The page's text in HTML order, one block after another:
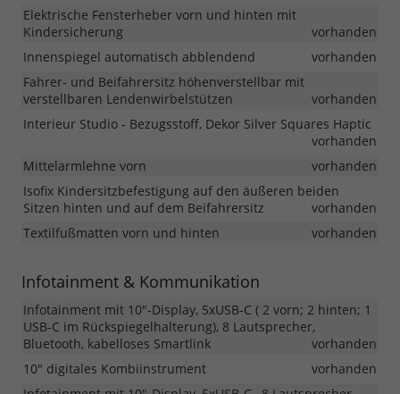
Elektrische Fensterheber vorn und hinten mit
Kindersicherung
vorhanden
Innenspiegel automatisch abblendend
vorhanden
Fahrer- und Beifahrersitz höhenverstellbar mit
verstellbaren Lendenwirbelstützen
vorhanden
Interieur Studio - Bezugsstoff, Dekor Silver Squares Haptic
vorhanden
Mittelarmlehne vorn
vorhanden
Isofix Kindersitzbefestigung auf den äußeren beiden
Sitzen hinten und auf dem Beifahrersitz
vorhanden
Textilfußmatten vorn und hinten
vorhanden
Infotainment & Kommunikation
Infotainment mit 10"-Display, 5xUSB-C ( 2 vorn; 2 hinten; 1
USB-C im Rückspiegelhalterung), 8 Lautsprecher,
Bluetooth, kabelloses Smartlink
vorhanden
10" digitales Kombiinstrument
vorhanden